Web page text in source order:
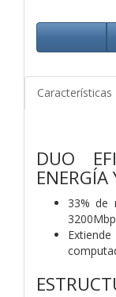
Características
DUO
33% de